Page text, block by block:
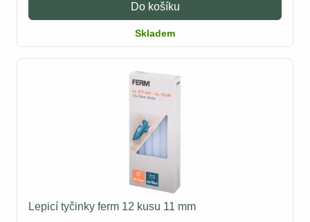
Do košíku
Skladem
Lepicí tyčinky ferm 12 kusu 11 mm